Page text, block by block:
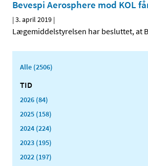
Bevespi Aerosphere mod KOL
|3. april 2019 |
Lægemiddelstyrelsen har besluttet, at
Alle (2506)
TID
2026 (84)
2025 (158)
2024 (224)
2023 (195)
2022 (197)